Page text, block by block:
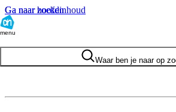
Ga naar hoofdinhoud
Ga naar zoeken
menu
Waar ben je naar op